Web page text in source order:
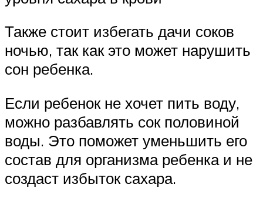
Также стоит избегать дачи соков
ночью, так как это может нарушить
сон ребенка.
Если ребенок не хочет пить воду,
можно разбавлять сок половиной
воды. Это поможет уменьшить его
состав для организма ребенка и не
создаст избыток сахара.